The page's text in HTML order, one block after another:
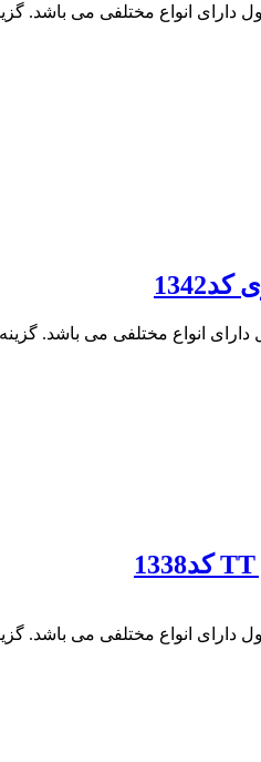
دارای انواع مختلفی می باشد.
دارای انواع مختلفی می باشد.
دارای انواع مختلفی می باشد.